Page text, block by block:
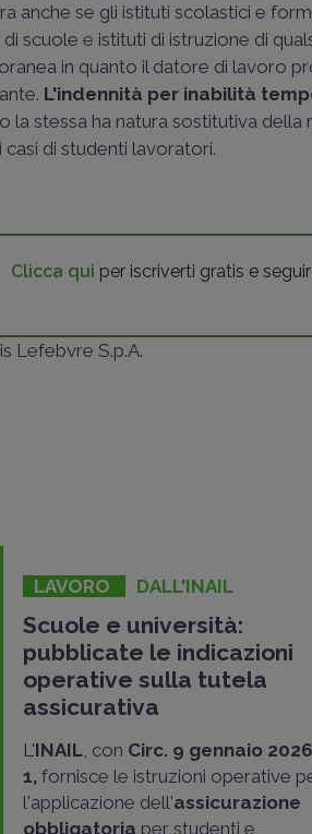
anche se gli istituti scolastici e
scuole e istituti di istruzione di
in quanto il datore di lavoro
L'indennità per inabilità
la stessa ha natura sostitutiva
di studenti lavoratori.
Clicca qui per iscriverti gratis e
Lefebvre S.p.A.
LAVORO DALL'INAIL
Scuole e università:
pubblicate le indicazioni
operative sulla tutela
assicurativa
L'INAIL, con Circ. 9 gennaio
1, fornisce le istruzioni operative
l'applicazione dell'assicurazione
obbligatoria per studenti e